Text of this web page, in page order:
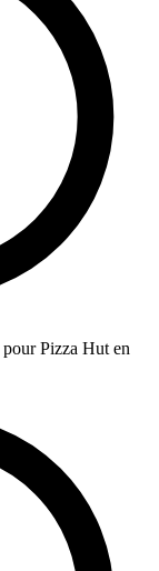
Pizza Hut en